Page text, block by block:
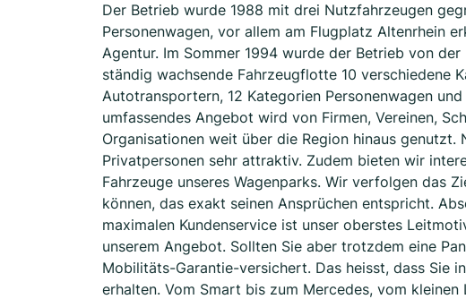
Der Betrieb wurde 1988 mit drei Nutzfahrzeugen
Personenwagen, vor allem am Flugplatz Altenrhein
Agentur. Im Sommer 1994 wurde der Betrieb von
ständig wachsende Fahrzeugflotte 10 verschiedene
Autotransportern, 12 Kategorien Personenwagen
umfassendes Angebot wird von Firmen, Vereinen,
Organisationen weit über die Region hinaus
Privatpersonen sehr attraktiv. Zudem bieten wir
Fahrzeuge unseres Wagenparks. Wir verfolgen das
können, das exakt seinen Ansprüchen entspricht.
maximalen Kundenservice ist unser oberstes
unserem Angebot. Sollten Sie aber trotzdem eine
Mobilitäts-Garantie-versichert. Das heisst, dass Sie
erhalten. Vom Smart bis zum Mercedes, vom